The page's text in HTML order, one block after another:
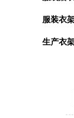
服装衣
生产衣